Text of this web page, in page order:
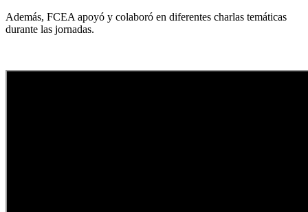
Además, FCEA apoyó y colaboró en diferentes charlas temáticas
durante las jornadas.